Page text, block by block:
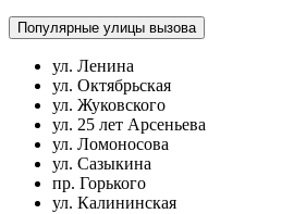
Популярные улицы вызова
ул. Ленина
ул. Октябрьская
ул. Жуковского
ул. 25 лет Арсеньева
ул. Ломоносова
ул. Сазыкина
пр. Горького
ул. Калининская